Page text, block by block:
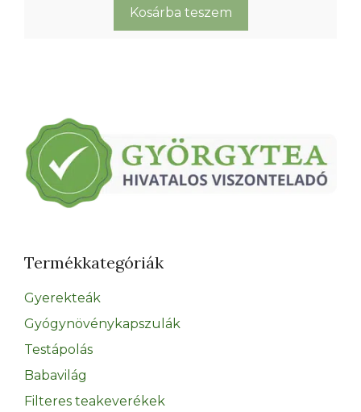
mennyiség
Kosárba teszem
Termékkategóriák
Gyerekteák
Gyógynövénykapszulák
Testápolás
Babavilág
Filteres teakeverékek